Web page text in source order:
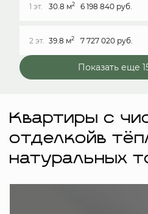
1 эт. 30.8 м2 6 198 840 руб.
2 эт. 39.8 м2 7 727 020 руб.
Показать еще
Квартиры с
отделкойв
натуральных